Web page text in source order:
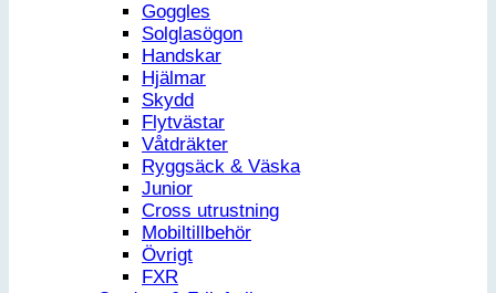
Goggles
Solglasögon
Handskar
Hjälmar
Skydd
Flytvästar
Våtdräkter
Ryggsäck & Väska
Junior
Cross utrustning
Mobiltillbehör
Övrigt
FXR